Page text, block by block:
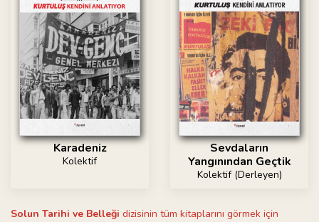
Karadeniz
Kolektif
Sevdaların
Yangınından Geçtik
Kolektif (Derleyen)
Solun Tarihi ve Belleği dizisinin tüm kitaplarını görmek için